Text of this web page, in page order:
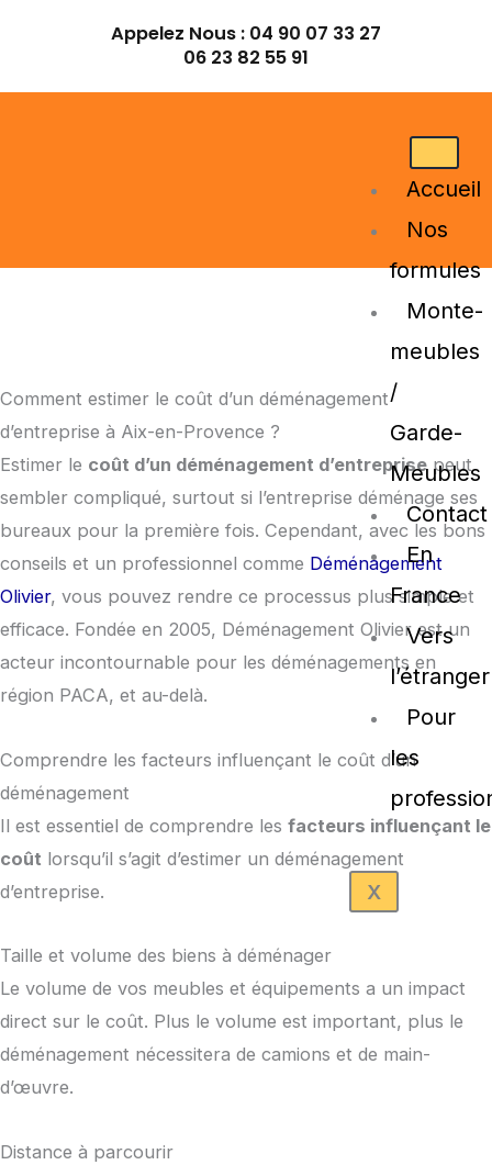
Appelez Nous : 04 90 07 33 27
06 23 82 55 91
Accueil
Nos
formules
Monte-
meubles
/
Garde-
Meubles
Contact
En
France
Vers
l’étranger
Pour
les
X
Comment estimer le coût d’un déménagement
d’entreprise à Aix-en-Provence ?
Estimer le coût d’un déménagement d’entreprisepeut
sembler compliqué, surtout si l’entreprise déménage ses
bureaux pour la première fois. Cependant, avec les bons
conseils et un professionnel comme Déménagement
Olivier, vous pouvez rendre ce processus plus simple et
efficace. Fondée en 2005, Déménagement Olivier est un
acteur incontournable pour les déménagements en
région PACA, et au-delà.
Comprendre les facteurs influençant le coût d’un
déménagement
Il est essentiel de comprendre les facteurs influençant le
coût lorsqu’il s’agit d’estimer un déménagement
d’entreprise.
Taille et volume des biens à déménager
Le volume de vos meubles et équipements a un impact
direct sur le coût. Plus le volume est important, plus le
déménagement nécessitera de camions et de main-
d’œuvre.
Distance à parcourir